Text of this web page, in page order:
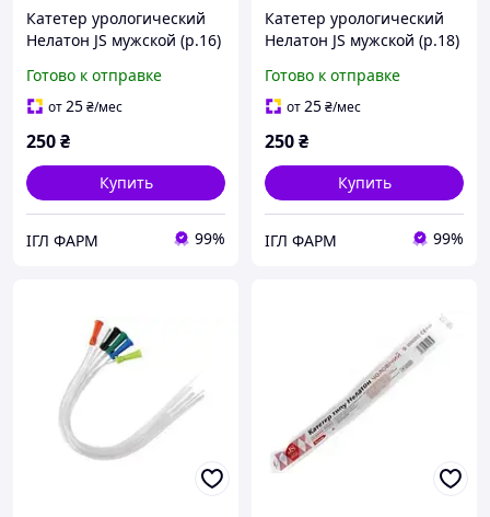
Катетер урологический
Нелатон JS мужской (р.16)
Готово к отправке
от25₴/мес
250₴
Купить
ІГЛ ФАРМ 99%
Катетер урологический
Нелатон JS мужской (р.18)
Готово к отправке
от25₴/мес
250₴
Купить
ІГЛ ФАРМ 99%